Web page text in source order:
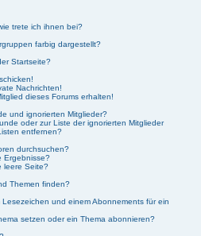
trete ich ihnen bei?
farbig dargestellt?
Startseite?
Nachrichten!
dieses Forums erhalten!
und ignorierten Mitglieder?
oder zur Liste der ignorierten Mitglieder
entfernen?
durchsuchen?
Ergebnisse?
leere Seite?
Themen finden?
und einem Abonnements für ein
setzen oder ein Thema abonnieren?